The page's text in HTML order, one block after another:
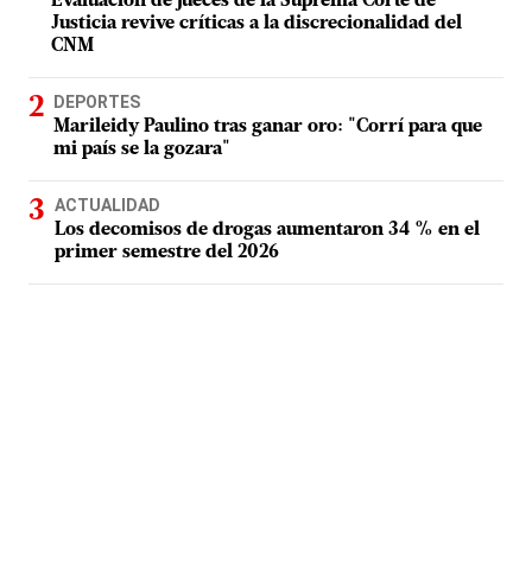
Justicia revive críticas a la discrecionalidad del
CNM
DEPORTES
Marileidy Paulino tras ganar oro: "Corrí para que
mi país se la gozara"
ACTUALIDAD
Los decomisos de drogas aumentaron 34 % en el
primer semestre del 2026